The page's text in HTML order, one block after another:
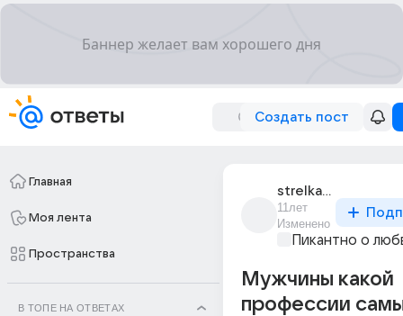
Создать пост
Главная
Моя лента
Пространства
В ТОПЕ НА ОТВЕТАХ
strelka_106
11лет
Изменено
Пикантно о
Мужчины какой
профессии